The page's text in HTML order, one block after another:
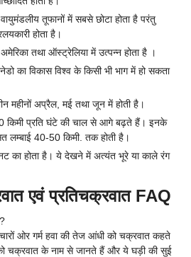
तूफानों में सबसे छोटा होता है परंतु
होता है।
तथा ऑस्ट्रेलिया में उत्पन्न होता है ।
का विकास विश्व के किसी भी भाग में हो सकता
महीनों अप्रैल, मई तथा जून में होती है।
किमी प्रति घंटे की चाल से आगे बढ़ते हैं। इनके
लम्बाई 40-50 किमी. तक होती है।
का होता है। ये देखने में अत्यंत भूरे या काले रंग
एवं प्रतिचक्रवात FAQ
ओर गर्म हवा की तेज आंधी को चक्रवात कहते
को चक्रवात के नाम से जानते हैं और ये घड़ी की सुई